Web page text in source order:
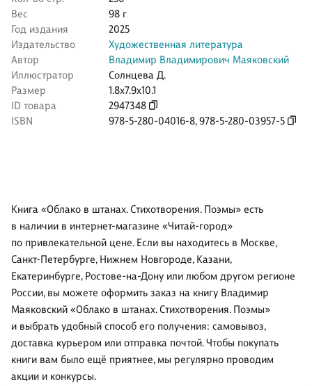
Вес
98 г
Год издания
2025
Издательство
Художественная литература
Автор
Владимир Владимирович Маяковский
Иллюстратор
Солнцева Д.
Размер
1.8x7.9x10.1
ID товара
2947348
ISBN
978-5-280-04016-8,978-5-280-03957-5
Книга «Облако в штанах. Стихотворения. Поэмы» есть
в наличии в интернет-магазине «Читай-город»
по привлекательной цене. Если вы находитесь в Москве,
Санкт-Петербурге, Нижнем Новгороде, Казани,
Екатеринбурге, Ростове-на-Дону или любом другом регионе
России, вы можете оформить заказ на книгу Владимир
Маяковский «Облако в штанах. Стихотворения. Поэмы»
и выбрать удобный способ его получения: самовывоз,
доставка курьером или отправка почтой. Чтобы покупать
книги вам было ещё приятнее, мы регулярно проводим
акции и конкурсы.